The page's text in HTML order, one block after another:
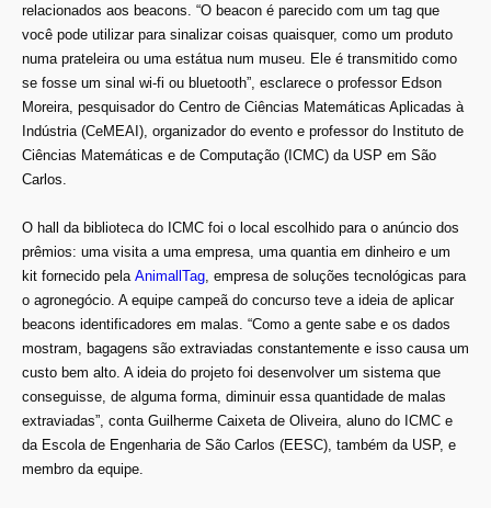
relacionados aos beacons. “O beacon é parecido com um tag que
você pode utilizar para sinalizar coisas quaisquer, como um produto
numa prateleira ou uma estátua num museu. Ele é transmitido como
se fosse um sinal wi-fi ou bluetooth”, esclarece o professor Edson
Moreira, pesquisador do Centro de Ciências Matemáticas Aplicadas à
Indústria (CeMEAI), organizador do evento e professor do Instituto de
Ciências Matemáticas e de Computação (ICMC) da USP em São
Carlos.
O hall da biblioteca do ICMC foi o local escolhido para o anúncio dos
prêmios: uma visita a uma empresa, uma quantia em dinheiro e um
kit fornecido pela AnimallTag, empresa de soluções tecnológicas para
o agronegócio. A equipe campeã do concurso teve a ideia de aplicar
beacons identificadores em malas. “Como a gente sabe e os dados
mostram, bagagens são extraviadas constantemente e isso causa um
custo bem alto. A ideia do projeto foi desenvolver um sistema que
conseguisse, de alguma forma, diminuir essa quantidade de malas
extraviadas”, conta Guilherme Caixeta de Oliveira, aluno do ICMC e
da Escola de Engenharia de São Carlos (EESC), também da USP, e
membro da equipe.